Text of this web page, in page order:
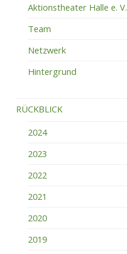
Aktionstheater Halle e. V.
Team
Netzwerk
Hintergrund
RÜCKBLICK
2024
2023
2022
2021
2020
2019